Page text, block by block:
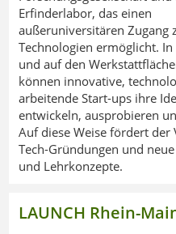
Erfinderlabor, das einen
außeruniversitären Zugang
Technologien ermöglicht.
und auf den
können innovative,
arbeitende Start-ups ihre
entwickeln, ausprobieren
Auf diese Weise fördert der
Tech-Gründungen und
und Lehrkonzepte.
LAUNCH Rhein-